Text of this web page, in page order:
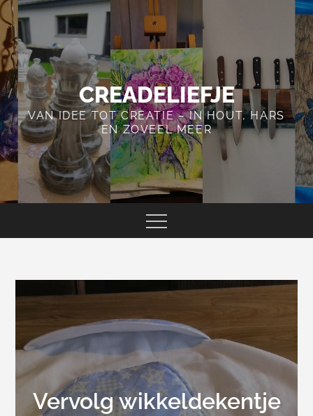
Skip
to
content
CREADELIEFJE
VAN IDEE TOT CREATIE – IN HOUT, HARS
EN ZOVEEL MEER
Vervolg wikkeldekentje